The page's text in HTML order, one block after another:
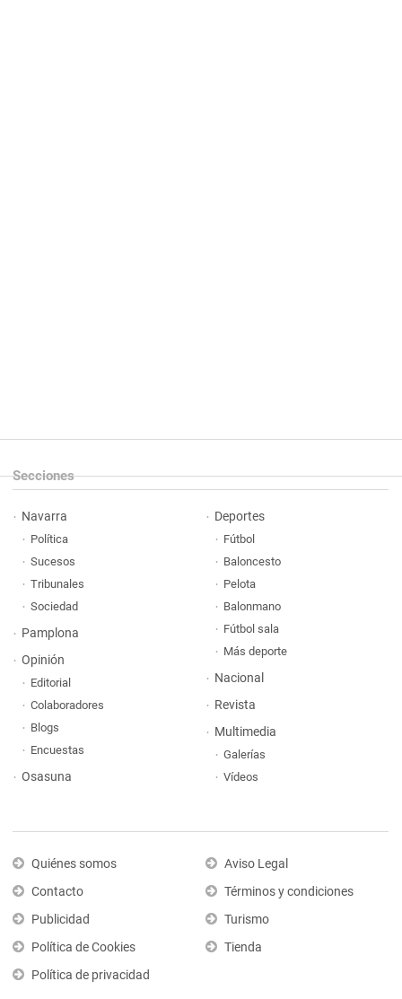
Secciones
Navarra
Política
Sucesos
Tribunales
Sociedad
Pamplona
Opinión
Editorial
Colaboradores
Blogs
Encuestas
Osasuna
Deportes
Fútbol
Baloncesto
Pelota
Balonmano
Fútbol sala
Más deporte
Nacional
Revista
Multimedia
Galerías
Vídeos
Quiénes somos
Contacto
Publicidad
Política de Cookies
Política de privacidad
Aviso Legal
Términos y condiciones
Turismo
Tienda